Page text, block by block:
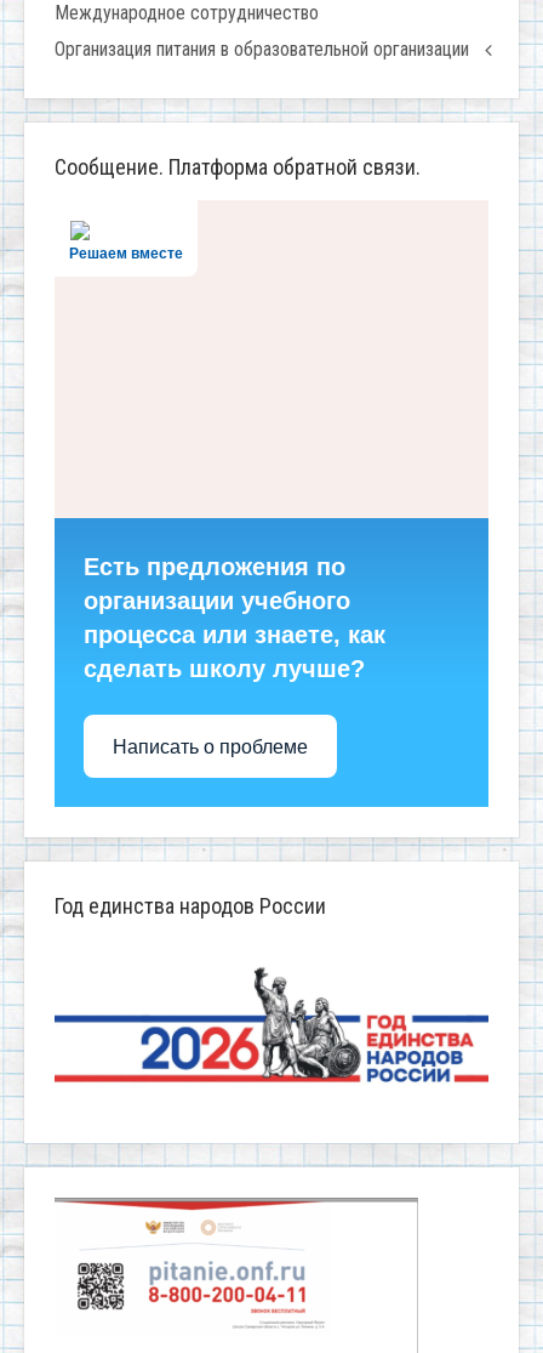
Международное сотрудничество
Организация питания в образовательной организации
Сообщение. Платформа обратной связи.
Решаем вместе
Есть предложения по
организации учебного
процесса или знаете, как
сделать школу лучше?
Написать о проблеме
Год единства народов России